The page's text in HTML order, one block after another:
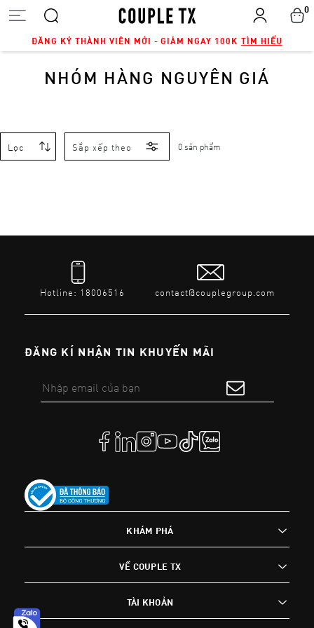
ĐĂNG KÝ THÀNH VIÊN MỚI - GIẢM NGAY 100K TÌM HIỂU
0
NHÓM HÀNG NGUYÊN GIÁ
Lọc Sắp xếp theo 0 sản phẩm
Hotline: 18006516 contact@couplegroup.com
ĐĂNG KÍ NHẬN TIN KHUYẾN MÃI
KHÁM PHÁ
VỀ COUPLE TX
TÀI KHOẢN